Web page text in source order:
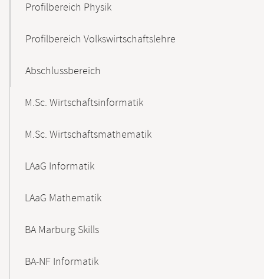
Profilbereich Physik
Profilbereich Volkswirtschaftslehre
Abschlussbereich
M.Sc. Wirtschaftsinformatik
M.Sc. Wirtschaftsmathematik
LAaG Informatik
LAaG Mathematik
BA Marburg Skills
BA-NF Informatik